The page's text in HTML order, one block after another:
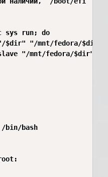
sys run; do
$dir" "/mnt/fedora/$dir"
"/mnt/fedora/$dir"
bin/bash